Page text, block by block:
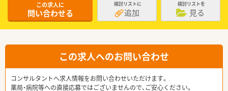
この求人に
問い合わせる
検討リストに
追加
検討リストを
見る
この求人へのお問い合わせ
コンサルタントへ求人情報をお問い合わせいただけます。
薬局・病院等への直接応募ではございませんので、ご安心ください。